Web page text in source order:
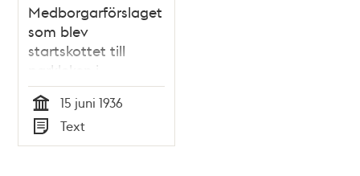
Medborgarförslaget
som blev
startskottet till
parkleken i
stockholm
Tid
15 juni 1936
Typ
Text